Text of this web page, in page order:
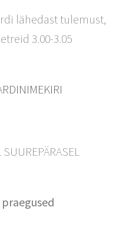
lähedast tulemust,
3.00-3.05